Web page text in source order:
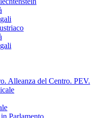
Alleanza del Centro. PEV.